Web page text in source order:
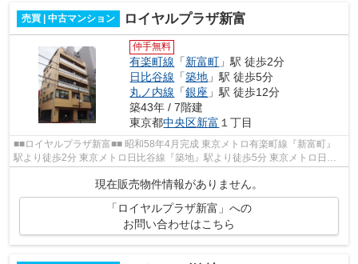
売買 | 中古マンション ロイヤルプラザ新富
仲手無料
有楽町線 「新富町 」駅 徒歩2分
日比谷線 「築地 」駅 徒歩5分
丸ノ内線 「銀座 」駅 徒歩12分
築43年 / 7階建
東京都中央区新富 １丁目
■■ロイヤルプラザ新富■■ 昭和58年4月完成 東京メトロ有楽町線『新富町』
駅より徒歩2分 東京メトロ日比谷線『築地』駅より徒歩5分 東京メトロ日比
谷線・銀座線・丸ノ内線『銀座』駅よ...
現在販売物件情報がありません。
「ロイヤルプラザ新富」への
お問い合わせはこちら